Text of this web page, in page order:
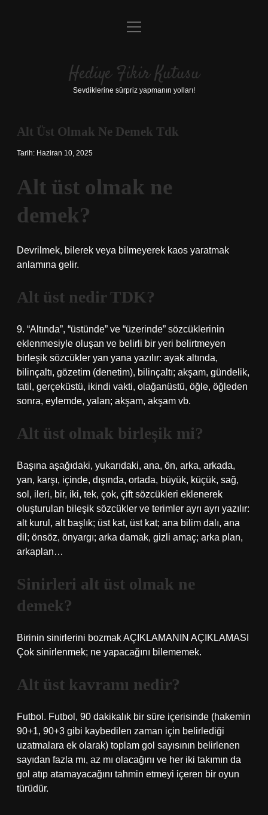
Anasayfa
Yasal Uyarı
menüyü
Hediye Fikir Kutusu
Sevdiklerine sürpriz yapmanın yolları!
Alt Üst Olmak Ne Demek Tdk
Tarih: Haziran 10, 2025
Alt üst olmak ne
demek?
Devrilmek, bilerek veya bilmeyerek kaos yaratmak
anlamına gelir.
Alt üst nedir TDK?
9. “Altında”, “üstünde” ve “üzerinde” sözcüklerinin
eklenmesiyle oluşan ve belirli bir yeri belirtmeyen
birleşik sözcükler yan yana yazılır: ayak altında,
bilinçaltı, gözetim (denetim), bilinçaltı; akşam, gündelik,
tatil, gerçeküstü, ikindi vakti, olağanüstü, öğle, öğleden
sonra, eylemde, yalan; akşam, akşam vb.
Alt üst olmak birleşik mi?
Başına aşağıdaki, yukarıdaki, ana, ön, arka, arkada,
yan, karşı, içinde, dışında, ortada, büyük, küçük, sağ,
sol, ileri, bir, iki, tek, çok, çift sözcükleri eklenerek
oluşturulan bileşik sözcükler ve terimler ayrı ayrı yazılır:
alt kurul, alt başlık; üst kat, üst kat; ana bilim dalı, ana
dil; önsöz, önyargı; arka damak, gizli amaç; arka plan,
arkaplan…
Sinirleri alt üst olmak ne
demek?
Birinin sinirlerini bozmak AÇIKLAMANIN AÇIKLAMASI
Çok sinirlenmek; ne yapacağını bilememek.
Alt üst kavramı nedir?
Futbol. Futbol, ​​90 dakikalık bir süre içerisinde (hakemin
90+1, 90+3 gibi kaybedilen zaman için belirlediği
uzatmalara ek olarak) toplam gol sayısının belirlenen
sayıdan fazla mı, az mı olacağını ve her iki takımın da
gol atıp atamayacağını tahmin etmeyi içeren bir oyun
türüdür.